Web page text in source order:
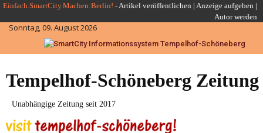
Skip
to
content
Einfach.SmartCity.Machen:Berlin! -Artikel veröffentlichen | Anzeige aufgeben |
Autor werden
Sonntag, 09. August 2026
Tempelhof-Schöneberg Zeitung
Unabhängige Zeitung seit 2017